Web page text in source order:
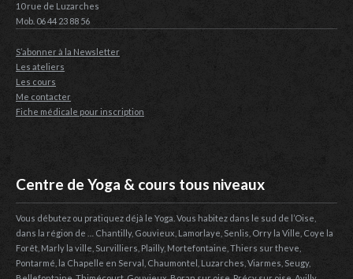
10 rue de Luzarches
Mob. 06 44 23 88 56
S’abonner à la Newsletter
Les ateliers
Les cours
Me contacter
Fiche médicale pour inscription
Centre de Yoga & cours tous niveaux
Vous débutez ou pratiquez déjà le Yoga. Vous habitez dans le sud de l’Oise,
dans la région de … Chantilly, Gouvieux, Lamorlaye, Senlis, Orry la Ville, Coye la
Forêt, Marly la ville, Survilliers, Plailly, Mortefontaine, Thiers sur theve,
Pontarmé, la Chapelle en Serval, Chaumontel, Luzarches, Viarmes, Seugy,